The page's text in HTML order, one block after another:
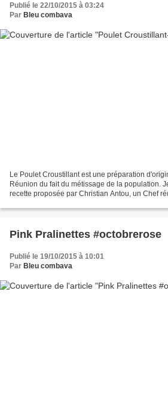
Publié le 22/10/2015 à 03:24
Par Bleu combava
Le Poulet Croustillant est une préparation
Réunion du fait du métissage de la population.
recette proposée par Christian Antou, un Chef
Pink Pralinettes #octobrerose
Publié le 19/10/2015 à 10:01
Par Bleu combava